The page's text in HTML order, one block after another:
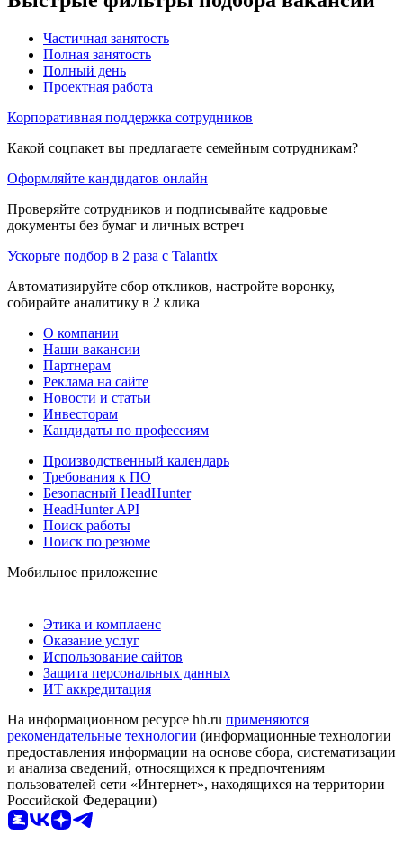
Частичная занятость
Полная занятость
Полный день
Проектная работа
Корпоративная поддержка сотрудников
Какой соцпакет вы предлагаете семейным сотрудникам?
Оформляйте кандидатов онлайн
Проверяйте сотрудников и подписывайте кадровые
документы без бумаг и личных встреч
Ускорьте подбор в 2 раза с Talantix
Автоматизируйте сбор откликов, настройте воронку,
собирайте аналитику в 2 клика
О компании
Наши вакансии
Партнерам
Реклама на сайте
Новости и статьи
Инвесторам
Кандидаты по профессиям
Производственный календарь
Требования к ПО
Безопасный HeadHunter
HeadHunter API
Поиск работы
Поиск по резюме
Мобильное приложение
Этика и комплаенс
Оказание услуг
Использование сайтов
Защита персональных данных
ИТ аккредитация
На информационном ресурсе hh.ru применяются
рекомендательные технологии (информационные технологии
предоставления информации на основе сбора, систематизации
и анализа сведений, относящихся к предпочтениям
пользователей сети «Интернет», находящихся на территории
Российской Федерации)